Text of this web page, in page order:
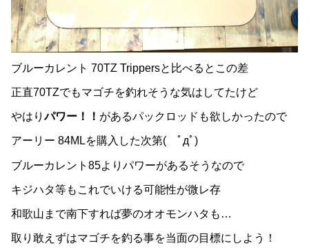
ブルーカレント 70TZ Trippersと比べるとこの差
正直70TZでもマゴチを釣れそうな気はしてたけど
やはりパワー！！ があるパックロッドも欲しかったので
アーリー 84MLを購入した次第( ﾟдﾟ)
ブルーカレント85よりパワーがあるそうなので
キジハタ等もこれでいける可能性が微レ存
和歌山まで南下すれば夢のオオモンハタも…
取り敢えずはマゴチを釣る事を当面の目標にしよう！